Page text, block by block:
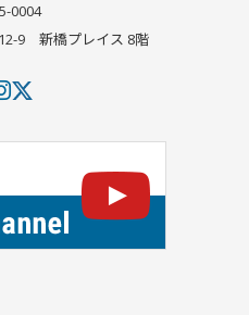
0004
9 新橋プレイス 8階